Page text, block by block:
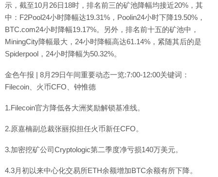
示，截至10月26日18时，排名前三的矿池降幅均接近20%，其
中：F2Pool24小时降幅达19.31%，Poolin24小时下降19.50%，
BTC.com24小时降幅19.17%。另外，排名前十五的矿池中，
MiningCity降幅最大，24小时降幅高达61.14%，紧随其后的是
Spiderpool，24小时降幅为50.32%。
金色午报 | 8月29日午间重要动态一览:7:00-12:00关键词：
Filecoin、火币CFO、钟惟德
1.Filecoin官方降低各大洲奖励解锁基准线。
2.原嘉楠副总裁张丽拟担任火币新任CFO。
3.加密挖矿公司Cryptologic第二季度净亏损140万美元。
4.3月初以来中心化交易所ETH余额增加BTC余额有所下降。